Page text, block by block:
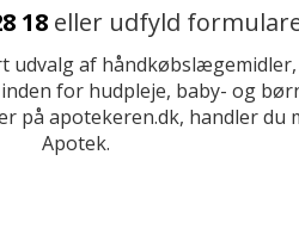
18 eller udfyld
udvalg af
for hudpleje, baby- og
på apotekeren.dk, handler du
Apotek.